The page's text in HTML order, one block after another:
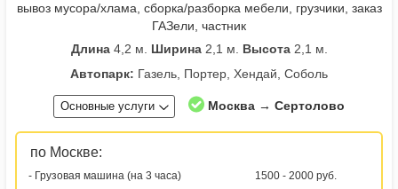
вывоз мусора/хлама, сборка/разборка мебели, грузчики, заказ
ГАЗели, частник
Длина4,2 м. Ширина2,1 м. Высота2,1 м.
Автопарк: Газель, Портер, Хендай, Соболь
Основные услуги Москва → Сертолово
по Москве:
- Грузовая машина (на 3 часа)
1500 - 2000 руб.